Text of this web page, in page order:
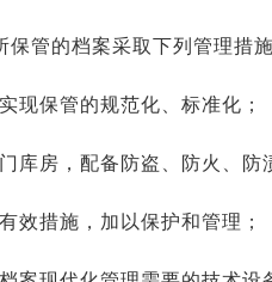
管的档案采取下列管理措施
现保管的规范化、标准化；
库房，配备防盗、防火、防
效措施，加以保护和管理；